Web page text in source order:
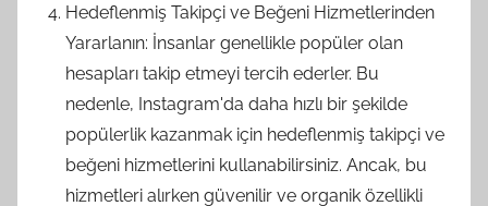
Hedeflenmiş Takipçi ve Beğeni Hizmetlerinden
Yararlanın: İnsanlar genellikle popüler olan
hesapları takip etmeyi tercih ederler. Bu
nedenle, Instagram'da daha hızlı bir şekilde
popülerlik kazanmak için hedeflenmiş takipçi ve
beğeni hizmetlerini kullanabilirsiniz. Ancak, bu
hizmetleri alırken güvenilir ve organik özellikli